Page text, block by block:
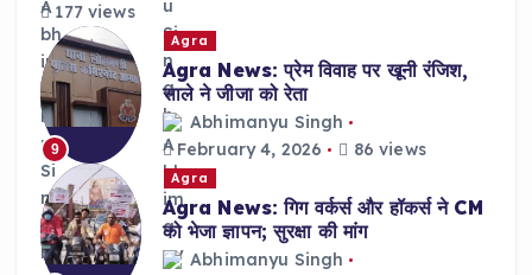
177 views
9
Agra
Agra News: प्रेम विवाह पर खूनी रंजिश,
साले ने जीजा को रेता
Abhimanyu Singh
February 4, 2026
86 views
Agra
Agra News: गिग वर्कर्स और हॉकर्स ने CM
को भेजा ज्ञापन; सुरक्षा की मांग
Abhimanyu Singh